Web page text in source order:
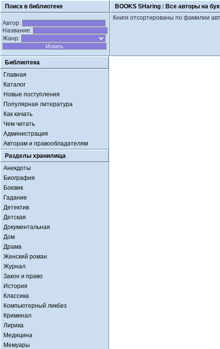
Поиск в библиотеке BOOKS SHaring : Все авторы на
Автор:
Название:
Жанр:
Книги отсортированы по фамилии
Библиотека
Главная
Каталог
Новые поступления
Популярная литература
Как качать
Чем читать
Администрация
Авторам и правообладателям
Разделы хранилища
Анекдоты
Биография
Боевик
Гадание
Детектив
Детская
Документальная
Дом
Драма
Женский роман
Журнал
Закон и право
История
Классика
Компьютерный ликбез
Криминал
Лирика
Медицина
Мемуары